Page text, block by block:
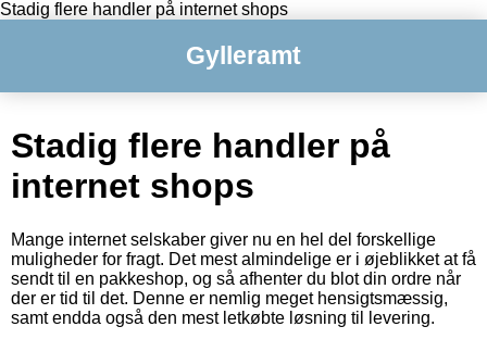
Stadig flere handler på internet shops
Gylleramt
Stadig flere handler på
internet shops
Mange internet selskaber giver nu en hel del forskellige
muligheder for fragt. Det mest almindelige er i øjeblikket at få
sendt til en pakkeshop, og så afhenter du blot din ordre når
der er tid til det. Denne er nemlig meget hensigtsmæssig,
samt endda også den mest letkøbte løsning til levering.